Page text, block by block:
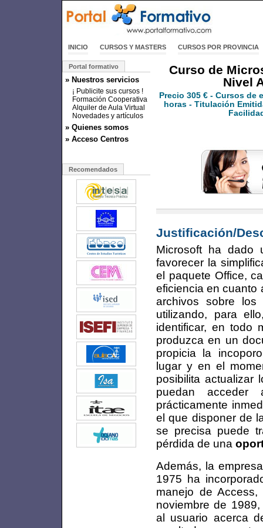
INICIO CURSOS Y MASTERS CURSOS POR PROVINCIA
Portal formativo
» Nuestros servicios
¡ Publicite sus cursos !
Formación Cooperativa
Alquiler de Aula Virtual
Novedades y artículos
» Quienes somos
» Acceso Centros
Recomendados
Curso de
Nivel
Precio 305 € - Cursos de
horas - Titulación
Justificación/
Microsoft ha dado
favorecer la
el paquete Office,
eficiencia en cuanto
archivos sobre
utilizando, para
identificar, en todo
produzca en un
propicia la
lugar y en el
posibilita actualizar
puedan acceder
prácticamente
el que disponer de
se precisa puede
pérdida de una
Además, la
1975 ha
manejo de
noviembre de
al usuario acerca